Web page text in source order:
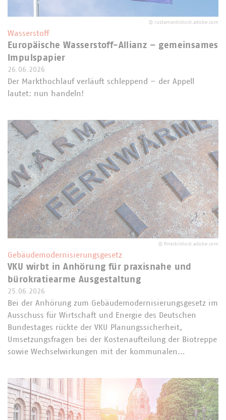
© rustamank/stock.adobe.com
Wasserstoff
Europäische Wasserstoff-Allianz – gemeinsames
Impulspapier
26.06.2026
Der Markthochlauf verläuft schleppend – der Appell
lautet: nun handeln!
© finecki/stock.adobe.com
Gebäudemodernisierungsgesetz
VKU wirbt in Anhörung für praxisnahe und
bürokratiearme Ausgestaltung
25.06.2026
Bei der Anhörung zum Gebäudemodernisierungsgesetz im
Ausschuss für Wirtschaft und Energie des Deutschen
Bundestages rückte der VKU Planungssicherheit,
Umsetzungsfragen bei der Kostenaufteilung der Biotreppe
sowie Wechselwirkungen mit der kommunalen…